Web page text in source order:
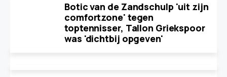
Botic van de Zandschulp 'uit zijn
comfortzone' tegen
toptennisser, Tallon Griekspoor
was 'dichtbij opgeven'